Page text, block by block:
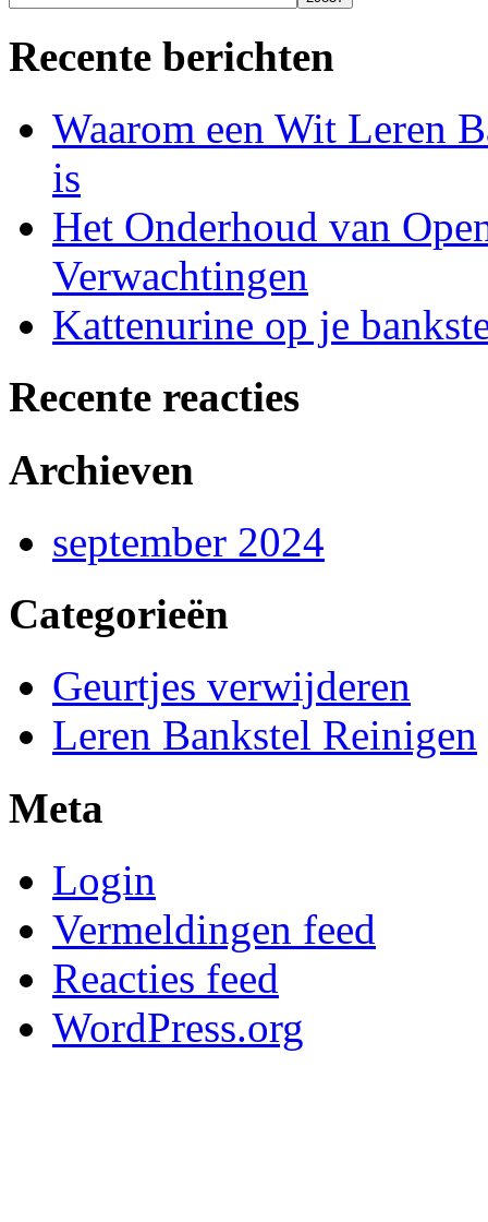
Recente berichten
Waarom een Wit Leren
is
Het Onderhoud van
Verwachtingen
Kattenurine op je
Recente reacties
Archieven
september 2024
Categorieën
Geurtjes verwijderen
Leren Bankstel Reinigen
Meta
Login
Vermeldingen feed
Reacties feed
WordPress.org